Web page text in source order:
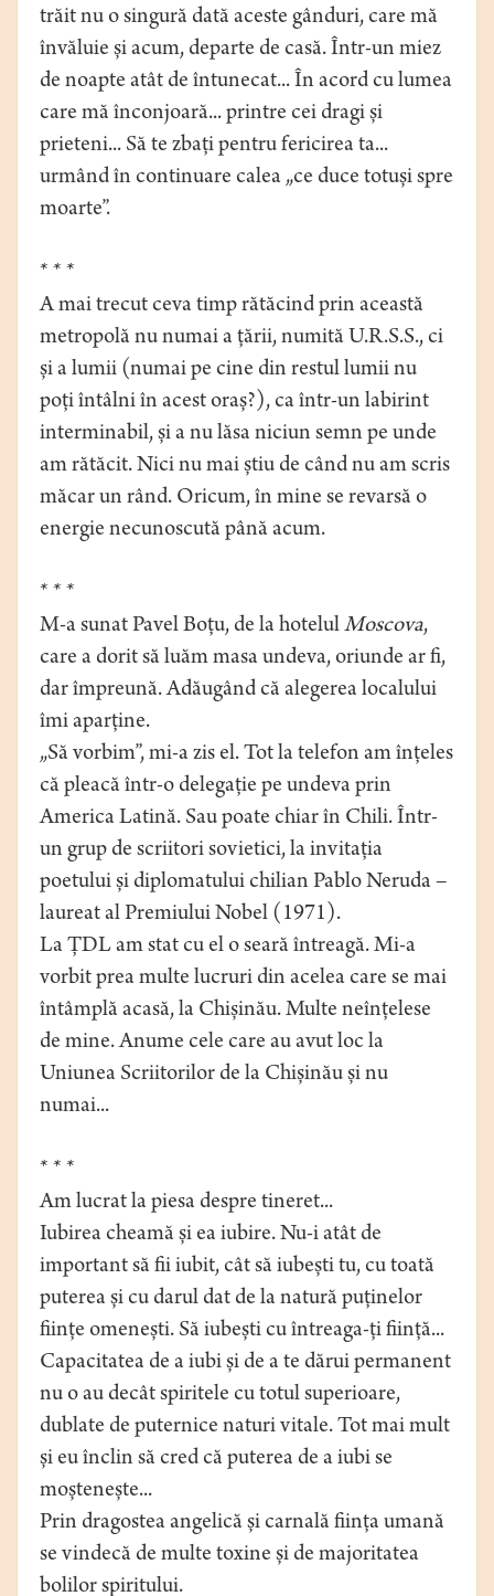
trăit nu o singură dată aceste gânduri, care mă
învăluie și acum, departe de casă. Într-un miez
de noapte atât de întunecat... În acord cu lumea
care mă înconjoară... printre cei dragi și
prieteni... Să te zbați pentru fericirea ta...
urmând în continuare calea „ce duce totuși spre
moarte”.
* * *
A mai trecut ceva timp rătăcind prin această
metropolă nu numai a țării, numită U.R.S.S., ci
și a lumii (numai pe cine din restul lumii nu
poți întâlni în acest oraș?), ca într-un labirint
interminabil, și a nu lăsa niciun semn pe unde
am rătăcit. Nici nu mai știu de când nu am scris
măcar un rând. Oricum, în mine se revarsă o
energie necunoscută până acum.
* * *
M-a sunat Pavel Boțu, de la hotelulMoscova,
care a dorit să luăm masa undeva, oriunde ar fi,
dar împreună. Adăugând că alegerea localului
îmi aparține.
„Să vorbim”, mi-a zis el. Tot la telefon am înțeles
că pleacă într-o delegație pe undeva prin
America Latină. Sau poate chiar în Chili. Într-
un grup de scriitori sovietici, la invitația
poetului și diplomatului chilian Pablo Neruda –
laureat al Premiului Nobel (1971).
La ŢDL am stat cu el o seară întreagă. Mi-a
vorbit prea multe lucruri din acelea care se mai
întâmplă acasă, la Chișinău. Multe neînțelese
de mine. Anume cele care au avut loc la
Uniunea Scriitorilor de la Chișinău și nu
numai...
* * *
Am lucrat la piesa despre tineret...
Iubirea cheamă și ea iubire. Nu-i atât de
important să fii iubit, cât să iubești tu, cu toată
puterea și cu darul dat de la natură puținelor
ființe omenești. Să iubești cu întreaga-ți ființă...
Capacitatea de a iubi și de a te dărui permanent
nu o au decât spiritele cu totul superioare,
dublate de puternice naturi vitale. Tot mai mult
și eu înclin să cred că puterea de a iubi se
moștenește...
Prin dragostea angelică și carnală ființa umană
se vindecă de multe toxine și de majoritatea
bolilor spiritului.